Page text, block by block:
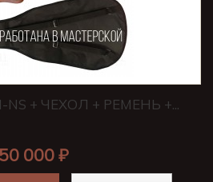
NS + ЧЕХОЛ + РЕМЕНЬ +...
50 000 ₽